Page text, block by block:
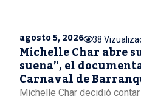
agosto 5, 2026 38
Michelle Char abre
suena”, el
Carnaval de
Michelle Char decidió